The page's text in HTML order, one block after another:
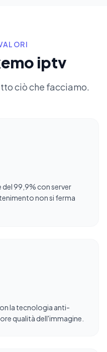
iptv
ciò che facciamo.
99,9% con server
non si ferma
la tecnologia anti-
qualità dell'immagine.